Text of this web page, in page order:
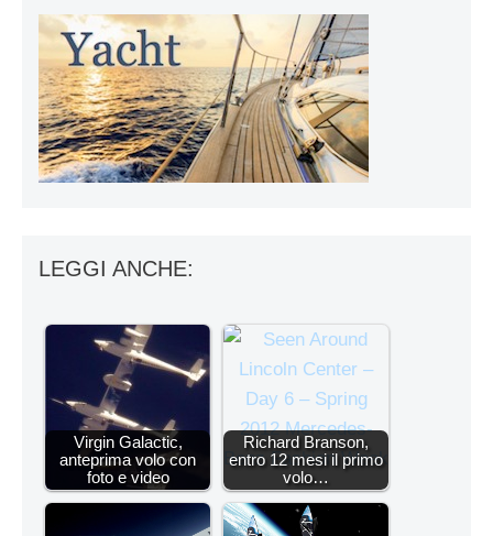
LEGGI ANCHE:
Virgin Galactic,
anteprima volo con
foto e video
Richard Branson,
entro 12 mesi il primo
volo…